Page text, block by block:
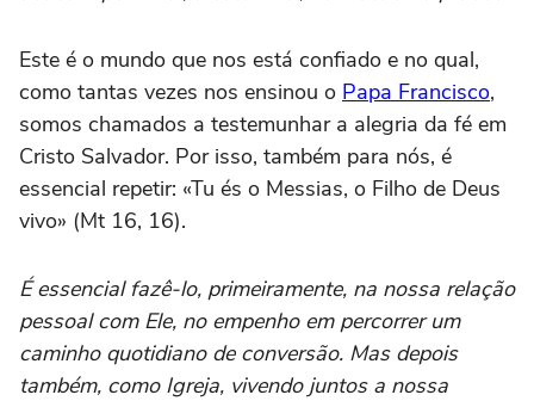
Este é o mundo que nos está confiado e no qual,
como tantas vezes nos ensinou o Papa Francisco,
somos chamados a testemunhar a alegria da fé em
Cristo Salvador. Por isso, também para nós, é
essencial repetir: «Tu és o Messias, o Filho de Deus
vivo» (Mt 16, 16).
É essencial fazê-lo, primeiramente, na nossa relação
pessoal com Ele, no empenho em percorrer um
caminho quotidiano de conversão. Mas depois
também, como Igreja, vivendo juntos a nossa